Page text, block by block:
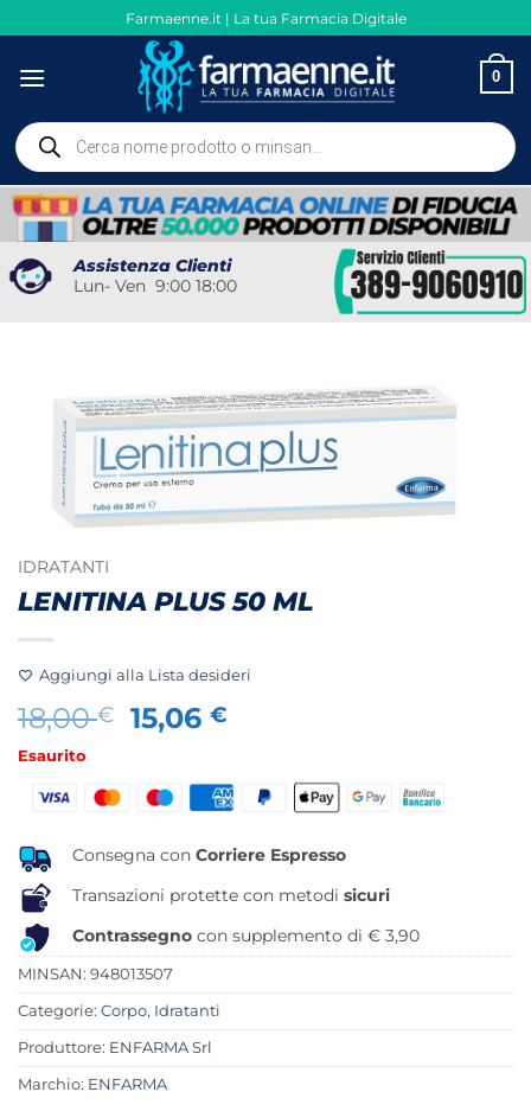
ai
contenuti
Farmaenne.it | La tua Farmacia Digitale
0
Ricerca
prodotti
Assistenza Clienti
Lun- Ven 9:00 18:00
IDRATANTI
LENITINA PLUS 50 ML
Aggiungi alla Lista desideri
18,00€
Il
prezzo
era:
15,06€
è:
Esaurito
Consegna con Corriere Espresso
Transazioni protette con metodi sicuri
Contrassegno con supplemento di € 3,90
MINSAN: 948013507
Categorie: Corpo, Idratanti
Produttore: ENFARMA Srl
Marchio: ENFARMA